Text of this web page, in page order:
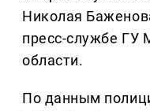
Николая
пресс-службе ГУ
области.
По данным